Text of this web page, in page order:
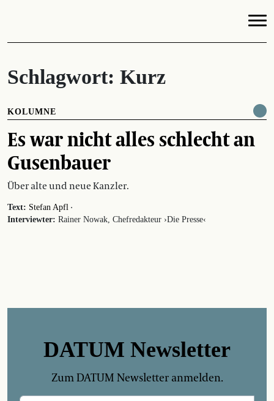
Schlagwort: Kurz
KOLUMNE
Es war nicht alles schlecht an
Gusenbauer
Über alte und neue Kanzler.
Text: Stefan Apfl ·
Interviewter: Rainer Nowak, Chefredakteur ›Die Presse‹
DATUM Newsletter
Zum DATUM Newsletter anmelden.